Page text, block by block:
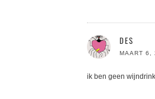
DES
MAART 6,
ik ben geen